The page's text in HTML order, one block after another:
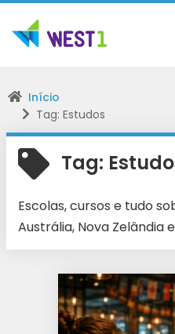
Início
Tag: Estudos
Tag:
Escolas, cursos e tudo
Austrália, Nova Zelândia